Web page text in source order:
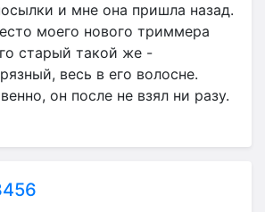
и мне она пришла назад.
моего нового триммера
старый такой же -
весь в его волосне.
он после не взял ни разу.